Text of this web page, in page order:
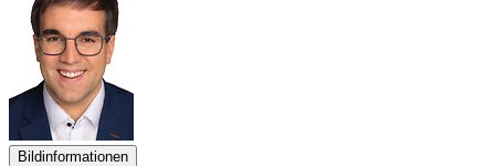
Bildinformationen